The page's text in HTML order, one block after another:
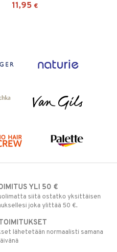
11,95 €
YLI 50 €
siitä ostatko yksittäisen
joka ylittää 50 €.
lähetetään normaalisti samana